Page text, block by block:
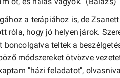
a terápiához is, de Zsanett
róla, hogy jó helyen járok.
teltek a
módszereket ötvözve
"házi feladatot",